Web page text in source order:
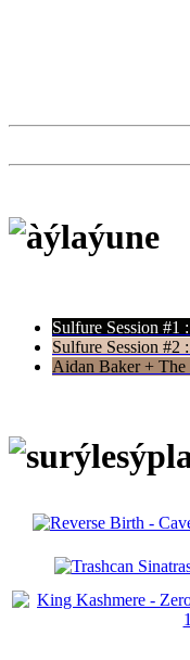
Sulfure Session #1
Sulfure Session #2
Aidan Baker +